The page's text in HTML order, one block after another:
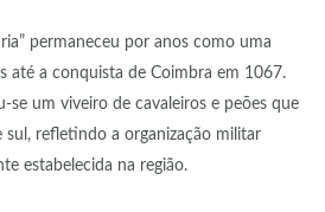
permaneceu por anos como uma
até a conquista de Coimbra em 1067.
se um viveiro de cavaleiros e peões que
sul, refletindo a organização militar
estabelecida na região.